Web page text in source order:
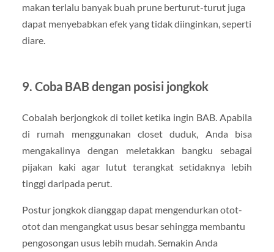
makan terlalu banyak buah prune berturut-turut juga
dapat menyebabkan efek yang tidak diinginkan, seperti
diare.
9. Coba BAB dengan posisi jongkok
Cobalah berjongkok di toilet ketika ingin BAB. Apabila
di rumah menggunakan closet duduk, Anda bisa
mengakalinya dengan meletakkan bangku sebagai
pijakan kaki agar lutut terangkat setidaknya lebih
tinggi daripada perut.
Postur jongkok dianggap dapat mengendurkan otot-
otot dan mengangkat usus besar sehingga membantu
pengosongan usus lebih mudah. Semakin Anda